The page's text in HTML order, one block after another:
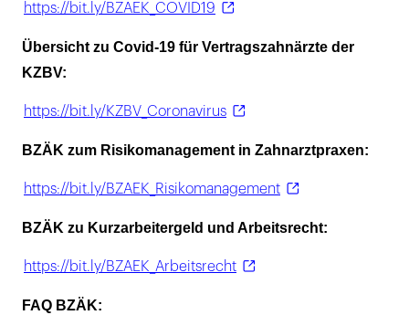
https://bit.ly/BZAEK_COVID19
Übersicht zu Covid-19 für Vertragszahnärzte der
KZBV:
https://bit.ly/KZBV_Coronavirus
BZÄK zum Risikomanagement in Zahnarztpraxen:
https://bit.ly/BZAEK_Risikomanagement
BZÄK zu Kurzarbeitergeld und Arbeitsrecht:
https://bit.ly/BZAEK_Arbeitsrecht
FAQ BZÄK: